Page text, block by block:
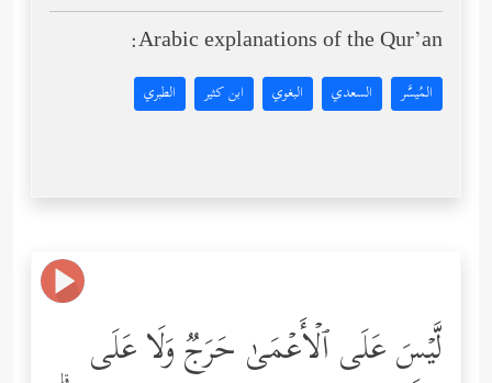
Arabic explanations of the Qur’an:
المُيسَّر السعدي البغوي ابن كثير الطبري
لَّیۡسَ عَلَى ٱلۡأَعۡمَىٰ حَرَجࣱ وَلَا عَلَى